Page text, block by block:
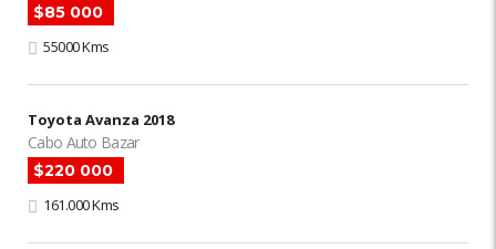
$85 000
55000 Kms
Toyota Avanza 2018
Cabo Auto Bazar
$220 000
161.000 Kms